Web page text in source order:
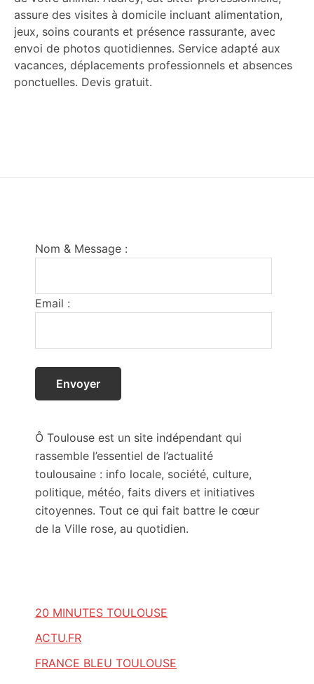
assure des visites à domicile incluant alimentation,
jeux, soins courants et présence rassurante, avec
envoi de photos quotidiennes. Service adapté aux
vacances, déplacements professionnels et absences
ponctuelles. Devis gratuit.
Nom & Message :
Email :
Ô Toulouse est un site indépendant qui
rassemble l’essentiel de l’actualité
toulousaine : info locale, société, culture,
politique, météo, faits divers et initiatives
citoyennes. Tout ce qui fait battre le cœur
de la Ville rose, au quotidien.
20 MINUTES TOULOUSE
ACTU.FR
FRANCE BLEU TOULOUSE